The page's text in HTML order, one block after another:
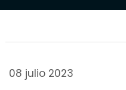
08 julio 2023